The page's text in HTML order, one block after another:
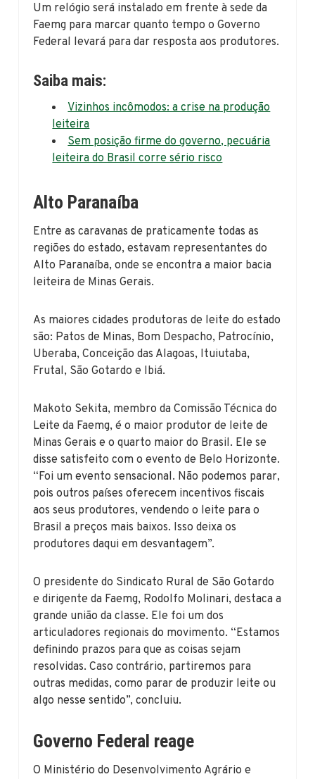
Um relógio será instalado em frente à sede da
Faemg para marcar quanto tempo o Governo
Federal levará para dar resposta aos produtores.
Saiba mais:
Vizinhos incômodos: a crise na produção
leiteira
Sem posição firme do governo, pecuária
leiteira do Brasil corre sério risco
Alto Paranaíba
Entre as caravanas de praticamente todas as
regiões do estado, estavam representantes do
Alto Paranaíba, onde se encontra a maior bacia
leiteira de Minas Gerais.
As maiores cidades produtoras de leite do estado
são: Patos de Minas, Bom Despacho, Patrocínio,
Uberaba, Conceição das Alagoas, Ituiutaba,
Frutal, São Gotardo e Ibiá.
Makoto Sekita, membro da Comissão Técnica do
Leite da Faemg, é o maior produtor de leite de
Minas Gerais e o quarto maior do Brasil. Ele se
disse satisfeito com o evento de Belo Horizonte.
“Foi um evento sensacional. Não podemos parar,
pois outros países oferecem incentivos fiscais
aos seus produtores, vendendo o leite para o
Brasil a preços mais baixos. Isso deixa os
produtores daqui em desvantagem”.
O presidente do Sindicato Rural de São Gotardo
e dirigente da Faemg, Rodolfo Molinari, destaca a
grande união da classe. Ele foi um dos
articuladores regionais do movimento. “Estamos
definindo prazos para que as coisas sejam
resolvidas. Caso contrário, partiremos para
outras medidas, como parar de produzir leite ou
algo nesse sentido”, concluiu.
Governo Federal reage
O Ministério do Desenvolvimento Agrário e